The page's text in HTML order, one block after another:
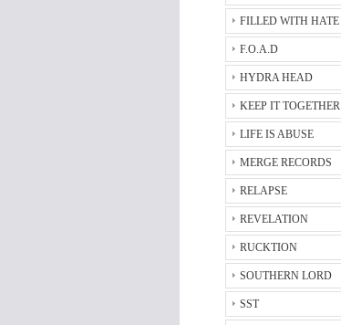
FILLED WITH HATE
F.O.A.D
HYDRA HEAD
KEEP IT TOGETHER
LIFE IS ABUSE
MERGE RECORDS
RELAPSE
REVELATION
RUCKTION
SOUTHERN LORD
SST